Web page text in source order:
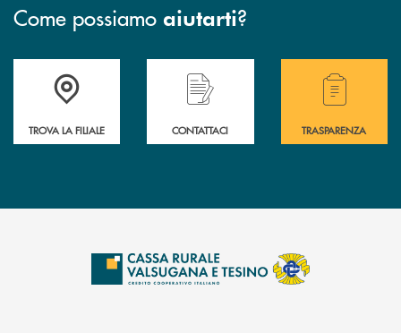
Come possiamo aiutarti?
Accedi all' elenco completo delle filiali .
TROVA LA FILIALE
Hai bisogno di assistenza immediata?
CONTATTACI
Hai bisogno di
TRASPARENZA